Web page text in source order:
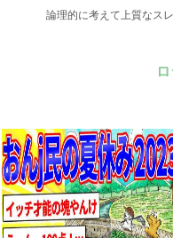
論理的に考えて上質なス